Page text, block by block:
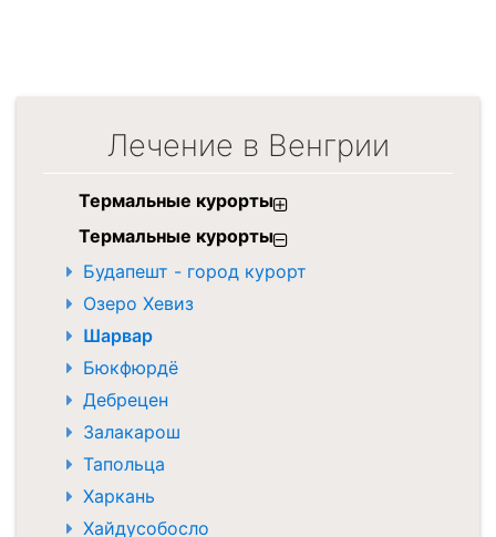
Лечение в Венгрии
Термальные курорты
Термальные курорты
Будапешт - город курорт
Озеро Хевиз
Шарвар
Бюкфюрдё
Дебрецен
Залакарош
Тапольца
Харкань
Хайдусобосло